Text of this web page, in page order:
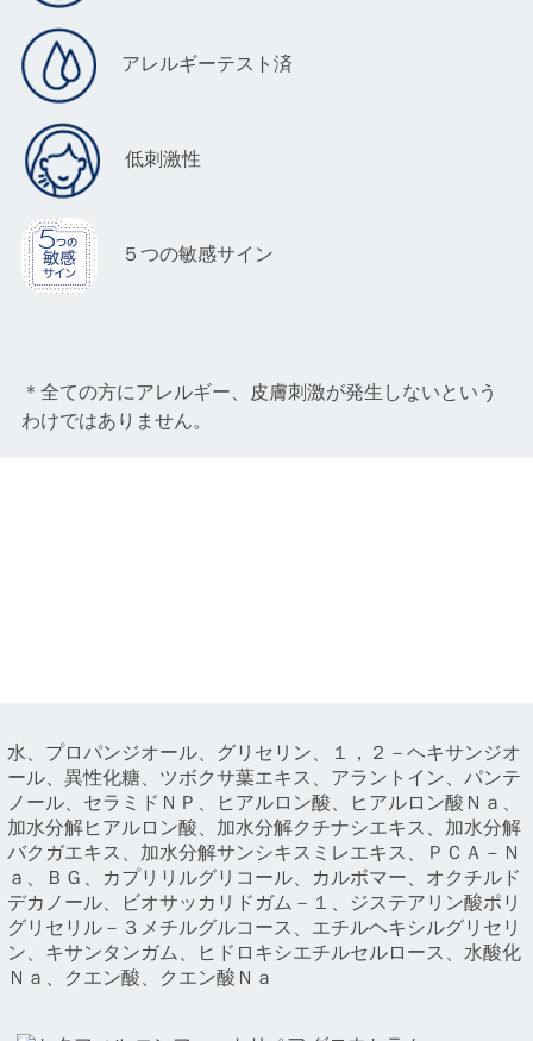
アレルギーテスト済
低刺激性
５つの敏感サイン
＊全ての方にアレルギー、皮膚刺激が発生しないという
わけではありません。
水、プロパンジオール、グリセリン、１，２－ヘキサンジオ
ール、異性化糖、ツボクサ葉エキス、アラントイン、パンテ
ノール、セラミドＮＰ、ヒアルロン酸、ヒアルロン酸Ｎａ、
加水分解ヒアルロン酸、加水分解クチナシエキス、加水分解
バクガエキス、加水分解サンシキスミレエキス、ＰＣＡ－Ｎ
ａ、ＢＧ、カプリリルグリコール、カルボマー、オクチルド
デカノール、ビオサッカリドガム－１、ジステアリン酸ポリ
グリセリル－３メチルグルコース、エチルヘキシルグリセリ
ン、キサンタンガム、ヒドロキシエチルセルロース、水酸化
Ｎａ、クエン酸、クエン酸Ｎａ